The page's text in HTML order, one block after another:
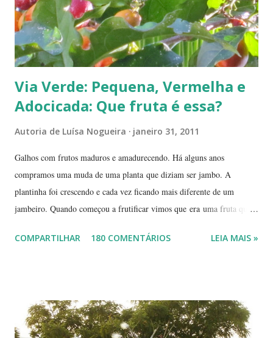
Via Verde: Pequena, Vermelha e
Adocicada: Que fruta é essa?
Autoria de Luísa Nogueira janeiro 31, 2011
Galhos com frutos maduros e amadurecendo. Há alguns anos
compramos uma muda de uma planta que diziam ser jambo. A
plantinha foi crescendo e cada vez ficando mais diferente de um
jambeiro. Quando começou a frutificar vimos que era uma fruta que
pequena, tem mais ou menos um quarto do tamanho de um jambo,
mostrar a polpa. A pele é bem fininha... Cada uma das
frutinhas possui duas sementes, parecendo uma semente dividida.
COMPARTILHAR 180 COMENTÁRIOS LEIA MAIS »